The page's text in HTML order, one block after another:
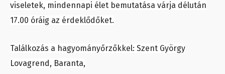
viseletek, mindennapi élet bemutatása várja délután
17.00 óráig az érdeklődőket.
Találkozás a hagyományőrzőkkel: Szent György
Lovagrend, Baranta,